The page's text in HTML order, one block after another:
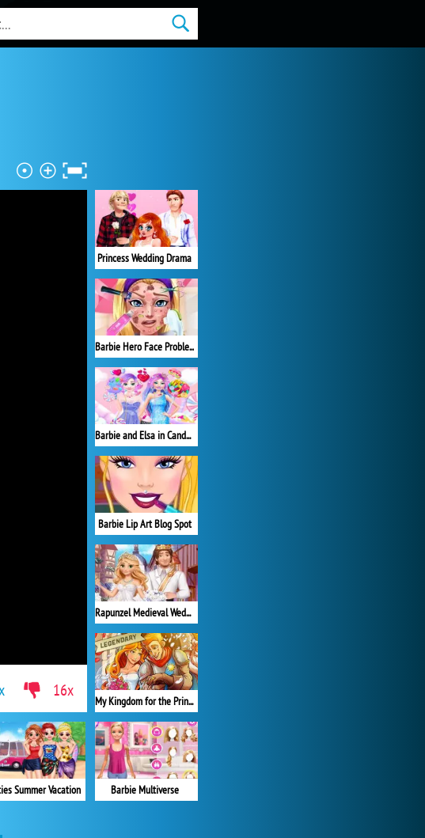
Princess Wedding Drama
Barbie Hero Face Problem
Barbie and Elsa in Candyland
Barbie Lip Art Blog Spot
Rapunzel Medieval Wedding
My Kingdom for the Princess Plná verze
Barbie Multiverse
Summer Vacation
16x